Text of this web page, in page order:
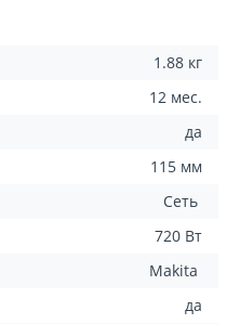
1.88 кг
12 мес.
да
115 мм
Сеть
720 Вт
Makita
да